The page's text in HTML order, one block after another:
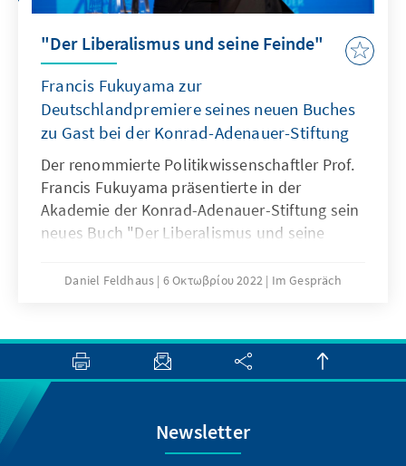
"Der Liberalismus und seine Feinde"
Francis Fukuyama zur
Deutschlandpremiere seines neuen Buches
zu Gast bei der Konrad-Adenauer-Stiftung
Der renommierte Politikwissenschaftler Prof.
Francis Fukuyama präsentierte in der
Akademie der Konrad-Adenauer-Stiftung sein
neues Buch "Der Liberalismus und seine
die Herausforderungen liberaler
Daniel Feldhaus 6 Οκτωβρίου 2022 Im Gespräch
Newsletter